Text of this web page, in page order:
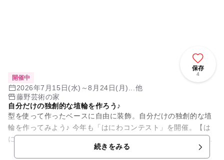
保存
4
開催中
2026年7月15日(水)～8月24日(月)...他
藤野芸術の家
自分だけの独創的な埴輪を作ろう♪
型を使って作ったベースに自由に装飾。自分だけの独創的な埴
輪を作ってみよう♪ 今年も「はにわコンテスト」を開催。【は
にわコンテストは7/25(土)～の開催となります】 力作のご応
続きをみる